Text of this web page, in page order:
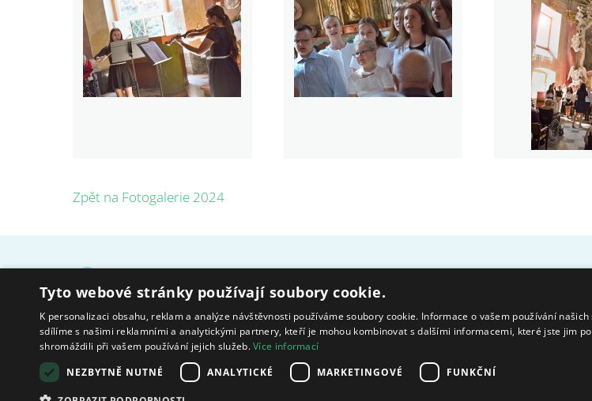
Zpět na Fotogalerie 2024
Domov pro seniory sv. Hedviky – Kravaře, p. o.
Alejní 375/22, 747 21 Kravaře
Zřizuje a finančně nás podporuje
Město Kravaře
Moravskoslezský kraj poskytuje
dotaci na zajištění sociálních
Tyto webové stránky používají soubory cookie.
K personalizaci obsahu, reklam a analýze návštěvnosti používáme soubory cookie. Informace o vašem používání
sdílíme s našimi reklamními a analytickými partnery, kteří je mohou kombinovat s dalšími informacemi, které jste jim
shromáždili při vašem používání jejich služeb.Více informací
NEZBYTNĚ NUTNÉ
ANALYTICKÉ MARKETINGOVÉ FUNKČNÍ